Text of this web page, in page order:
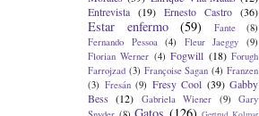
Entrevista (19) Ernesto Castro (36)
Estar enfermo (59) Fante
(8)
Fernando Pessoa
(4) Fleur Jaeggy
(9)
Florian Werner (4) Fogwill (18) Forugh
Farrojzad (3) Françoise Sagan (4) Franzen
(3) Fresán (9) Fresy Cool (39) Gabby
Bess (12) Gabriela Wiener (9)
Gary